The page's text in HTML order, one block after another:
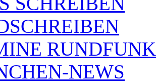
RUNDFUNK
NEWS